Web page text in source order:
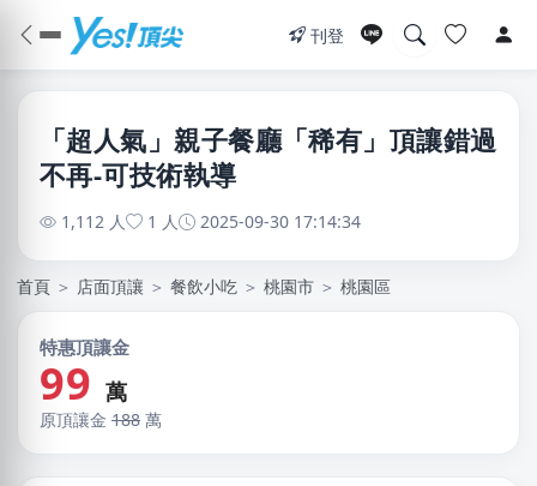
刊登
「超人氣」親子餐廳「稀有」頂讓錯過
不再-可技術執導
1,112 人 1 人 2025-09-30 17:14:34
首頁 ＞ 店面頂讓 ＞ 餐飲小吃 ＞ 桃園市 ＞ 桃園區
特惠頂讓金
99 萬
原頂讓金 188 萬